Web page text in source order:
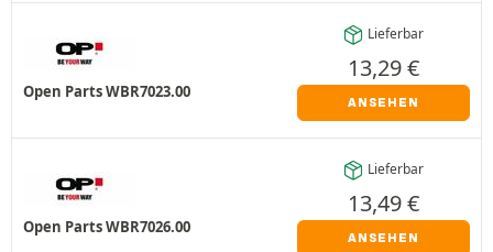
Open Parts WBR7023.00
Lieferbar
13,29€
ANSEHEN
Open Parts WBR7026.00
Lieferbar
13,49€
ANSEHEN